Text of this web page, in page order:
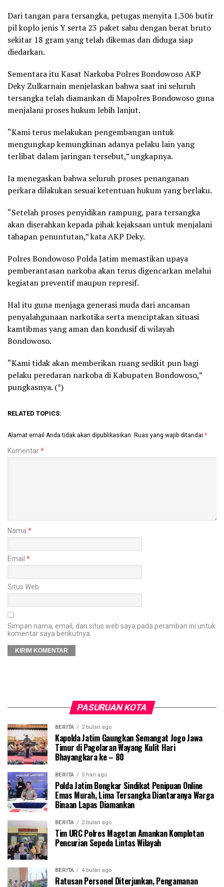
Dari tangan para tersangka, petugas menyita 1.306 butir
pil koplo jenis Y serta 23 paket sabu dengan berat bruto
sekitar 18 gram yang telah dikemas dan diduga siap
diedarkan.
Sementara itu Kasat Narkoba Polres Bondowoso AKP
Deky Zulkarnain menjelaskan bahwa saat ini seluruh
tersangka telah diamankan di Mapolres Bondowoso guna
menjalani proses hukum lebih lanjut.
“Kami terus melakukan pengembangan untuk
mengungkap kemungkinan adanya pelaku lain yang
terlibat dalam jaringan tersebut,” ungkapnya.
Ia menegaskan bahwa seluruh proses penanganan
perkara dilakukan sesuai ketentuan hukum yang berlaku.
“Setelah proses penyidikan rampung, para tersangka
akan diserahkan kepada pihak kejaksaan untuk menjalani
tahapan penuntutan,” kata AKP Deky.
Polres Bondowoso Polda Jatim memastikan upaya
pemberantasan narkoba akan terus digencarkan melalui
kegiatan preventif maupun represif.
Hal itu guna menjaga generasi muda dari ancaman
penyalahgunaan narkotika serta menciptakan situasi
kamtibmas yang aman dan kondusif di wilayah
Bondowoso.
“Kami tidak akan memberikan ruang sedikit pun bagi
pelaku peredaran narkoba di Kabupaten Bondowoso,”
pungkasnya. (*)
RELATED TOPICS:
Alamat email Anda tidak akan dipublikasikan. Ruas yang wajib ditandai *
Komentar*
Nama *
Email *
Situs Web
Simpan nama, email, dan situs web saya pada peramban ini untuk
komentar saya berikutnya.
PASURUAN KOTA
BERITA 2 bulan ago
Kapolda Jatim Gaungkan Semangat Jogo Jawa
Timur di Pagelaran Wayang Kulit Hari
Bhayangkara ke – 80
BERITA 5 hari ago
Polda Jatim Bongkar Sindikat Penipuan Online
Emas Murah, Lima Tersangka Diantaranya Warga
Binaan Lapas Diamankan
BERITA 2 bulan ago
Tim URC Polres Magetan Amankan Komplotan
Pencurian Sepeda Lintas Wilayah
BERITA 4 bulan ago
Ratusan Personel Diterjunkan, Pengamanan